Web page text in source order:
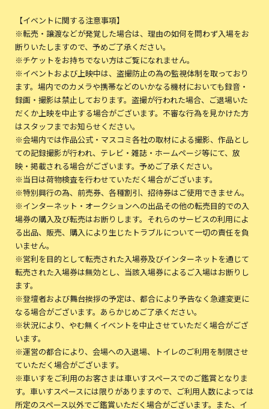
【イベントに関する注意事項】
※転売・譲渡などが発覚した場合は、理由の如何を問わず入場をお
断りいたしますので、予めご了承ください。
※チケットをお持ちでない方はご覧になれません。
※イベントおよび上映中は、盗撮防止の為の監視体制を取っており
ます。場内でのカメラや携帯などのいかなる機材においても録音・
録画・撮影は禁止しております。盗撮が行われた場合、ご退場いた
だくか上映を中止する場合がございます。不審な行為を見かけた方
はスタッフまでお知らせください。
※会場内では作品公式・マスコミ各社の取材による撮影、作品とし
ての記録撮影が行われ、テレビ・雑誌・ホームページ等にて、放
映・掲載される場合がございます。予めご了承ください。
※当日は荷物検査を行わせていただく場合がございます。
※特別興行の為、前売券、各種割引、招待券はご使用できません。
※インターネット・オークションへの出品その他の転売目的での入
場券の購入及び転売はお断りします。それらのサービスの利用によ
る出品、販売、購入により生じたトラブルについて一切の責任を負
いません。
※営利を目的として転売された入場券及びインターネットを通じて
転売された入場券は無効とし、当該入場券によるご入場はお断りし
ます。
※登壇者および舞台挨拶の予定は、都合により予告なく急遽変更に
なる場合がございます。あらかじめご了承ください。
※状況により、やむ無くイベントを中止させていただく場合がござ
います。
※運営の都合により、会場への入退場、トイレのご利用を制限させ
ていただく場合がございます。
※車いすをご利用のお客さまは車いすスペースでのご鑑賞となりま
す。車いすスペースには限りがありますので、ご利用人数によっては
所定のスペース以外でご鑑賞いただく場合がございます。また、イ